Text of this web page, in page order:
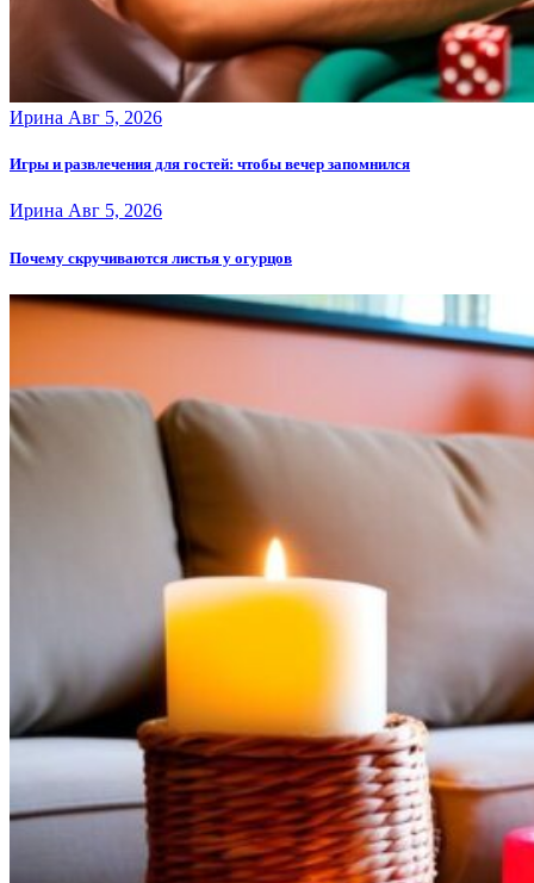
Ирина Авг 5, 2026
Игры и развлечения для гостей: чтобы вечер запомнился
Ирина Авг 5, 2026
Почему скручиваются листья у огурцов